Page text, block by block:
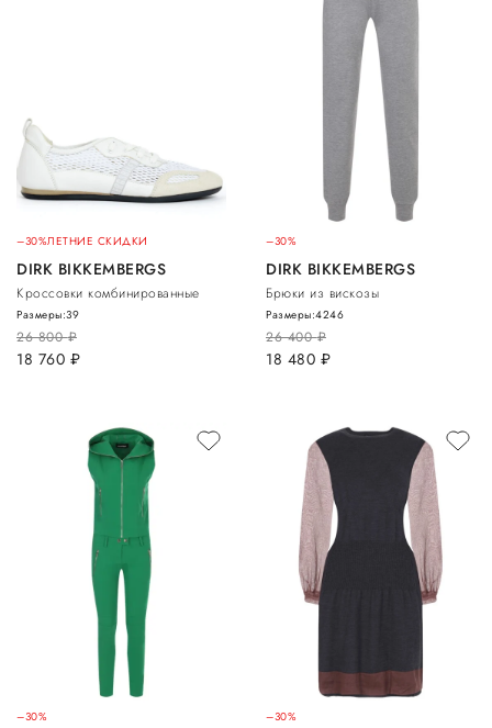
–30%ЛЕТНИЕ СКИДКИ
DIRK BIKKEMBERGS
Кроссовки комбинированные
26 800руб.
18 760 руб.
Размеры:39
–30%
DIRK BIKKEMBERGS
Брюки из вискозы
26 400руб.
18 480 руб.
Размеры:4246
–30% –30%